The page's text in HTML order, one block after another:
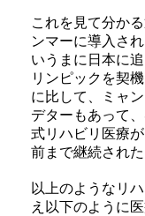
これを見て分か
ンマーに導入さ
いうまに日本に
リンピックを契
に比して、ミャ
デターもあって
式リハビリ医療
前まで継続された
以上のようなリ
え以下のように